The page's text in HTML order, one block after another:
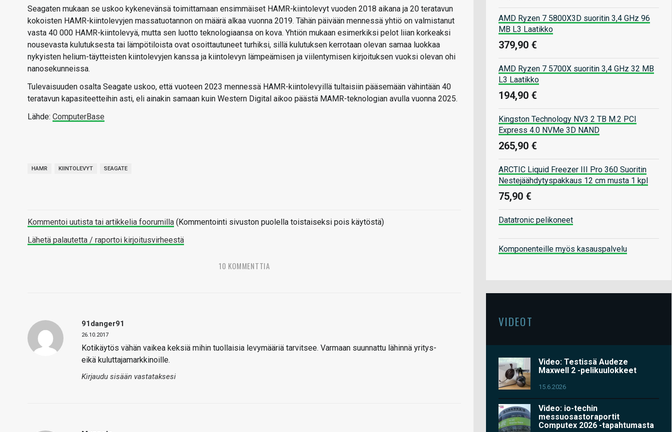
Seagaten mukaan se uskoo kykenevänsä toimittamaan ensimmäiset HAMR-kiintolevyt vuoden 2018 aikana ja 20 teratavun
kokoisten HAMR-kiintolevyjen massatuotannon on määrä alkaa vuonna 2019. Tähän päivään mennessä yhtiö on valmistanut
vasta 40 000 HAMR-kiintolevyä, mutta sen luotto teknologiaansa on kova. Yhtiön mukaan esimerkiksi pelot liian korkeaksi
nousevasta kulutuksesta tai lämpötiloista ovat osoittautuneet turhiksi, sillä kulutuksen kerrotaan olevan samaa luokkaa
nykyisten helium-täytteisten kiintolevyjen kanssa ja kiintolevyn lämpeämisen ja viilentymisen kirjoituksen vuoksi olevan ohi
nanosekunneissa.
Tulevaisuuden osalta Seagate uskoo, että vuoteen 2023 mennessä HAMR-kiintolevyillä tultaisiin pääsemään vähintään 40
teratavun kapasiteetteihin asti, eli ainakin samaan kuin Western Digital aikoo päästä MAMR-teknologian avulla vuonna 2025.
Lähde: ComputerBase
HAMR KIINTOLEVYT SEAGATE
Kommentoi uutista tai artikkelia foorumilla (Kommentointi sivuston puolella toistaiseksi pois käytöstä)
Lähetä palautetta / raportoi kirjoitusvirheestä
10 KOMMENTTIA
91danger91
26.10.2017
Kotikäytös vähän vaikea keksiä mihin tuollaisia levymääriä tarvitsee. Varmaan suunnattu lähinnä yritys-
eikä kuluttajamarkkinoille.
Kirjaudu sisään vastataksesi
AMD Ryzen 7 5800X3D suoritin 3,4 GHz 96
MB L3 Laatikko
379,90 €
AMD Ryzen 7 5700X suoritin 3,4 GHz 32 MB
L3 Laatikko
194,90 €
Kingston Technology NV3 2 TB M.2 PCI
Express 4.0 NVMe 3D NAND
265,90 €
ARCTIC Liquid Freezer III Pro 360 Suoritin
Nestejäähdytyspakkaus 12 cm musta 1 kpl
75,90 €
Datatronic pelikoneet
Komponenteille myös kasauspalvelu
VIDEOT
Video: Testissä Audeze
Maxwell 2 -pelikuulokkeet
15.6.2026
Video: io-techin
messuosastoraportit
Computex 2026 -tapahtumasta